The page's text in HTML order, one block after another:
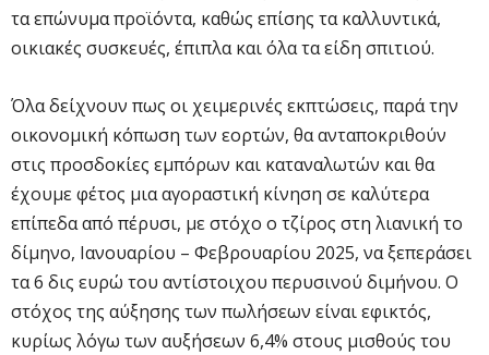
τα επώνυμα προϊόντα, καθώς επίσης τα καλλυντικά,
οικιακές συσκευές, έπιπλα και όλα τα είδη σπιτιού.
Όλα δείχνουν πως οι χειμερινές εκπτώσεις, παρά την
οικονομική κόπωση των εορτών, θα ανταποκριθούν
στις προσδοκίες εμπόρων και καταναλωτών και θα
έχουμε φέτος μια αγοραστική κίνηση σε καλύτερα
επίπεδα από πέρυσι, με στόχο ο τζίρος στη λιανική το
δίμηνο, Ιανουαρίου – Φεβρουαρίου 2025, να ξεπεράσει
τα 6 δις ευρώ του αντίστοιχου περυσινού διμήνου. Ο
στόχος της αύξησης των πωλήσεων είναι εφικτός,
κυρίως λόγω των αυξήσεων 6,4% στους μισθούς του